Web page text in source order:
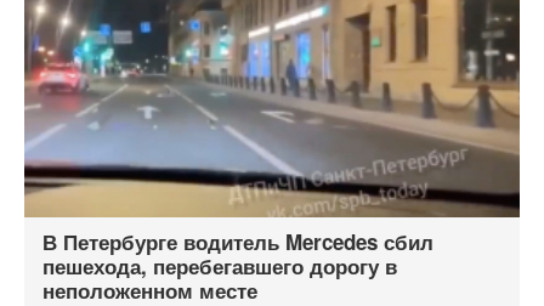
В Петербурге водитель Mercedes сбил
пешехода, перебегавшего дорогу в
неположенном месте